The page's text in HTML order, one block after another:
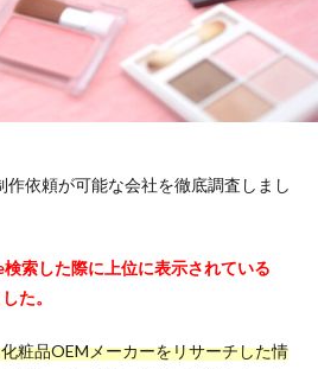
作依頼が可能な会社を徹底調査しまし
索した際に上位に表示されている
た。
粧品OEMメーカーをリサーチした情